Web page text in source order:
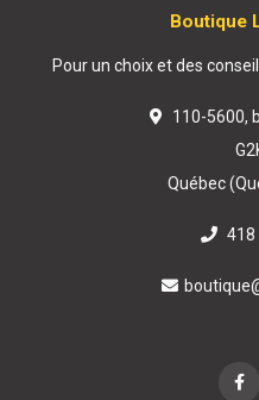
Boutique
Pour un choix et des
110-5600,
Québec
418